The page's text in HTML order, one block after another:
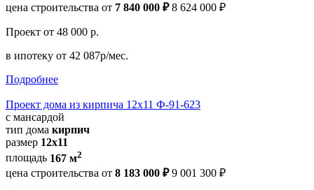
цена строительства от 7 840 000 ₽ 8 624 000 ₽
Проект от 48 000 р.
в ипотеку от 42 087р/мес.
Подробнее
Проект дома из кирпича 12х11 Ф-91-623
с мансардой
тип дома кирпич
размер 12x11
площадь 167 м2
цена строительства от 8 183 000 ₽ 9 001 300 ₽